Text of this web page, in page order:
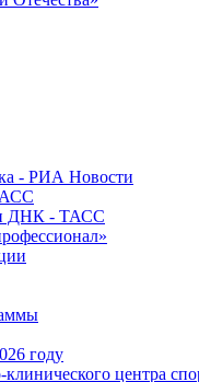
- РИА Новости
ДНК - ТАСС
году
центра